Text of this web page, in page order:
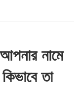
নামে
তা